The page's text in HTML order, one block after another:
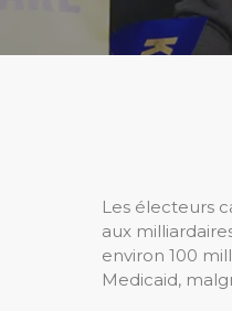
Les électeurs
aux
environ 100
Medicaid,